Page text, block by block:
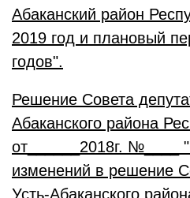
Абаканский район
2019 год и плановый
годов".
Решение Совета
Абаканского района
от______2018г. №____
изменений в решение
Усть-Абаканского